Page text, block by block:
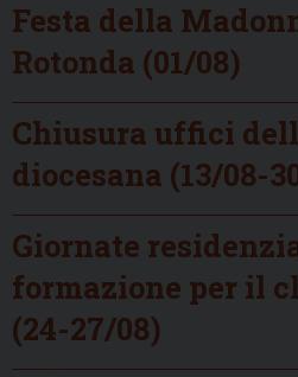
Festa della
Rotonda (01/08)
Chiusura uffici
diocesana (13/08-
Giornate
formazione per il
(24-27/08)